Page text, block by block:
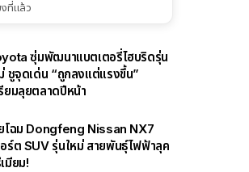
ที่แล้ว
ซุ่มพัฒนาแบตเตอรี่ไฮบริดรุ่น
ชูจุดเด่น “ถูกลงแต่แรงขึ้น”
ยมลุยตลาดปีหน้า
โฉม Dongfeng Nissan NX7
ร์ต SUV รุ่นใหม่ สายพันธุ์ไฟฟ้าลุค
มียม!